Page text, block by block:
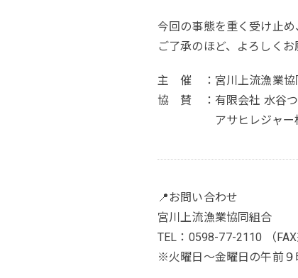
今回の事態を重く受け止
ご了承のほど、よろしくお
主 催 ：宮川上流漁業協
協 賛 ：有限会社 水谷つ
アサヒレジャー株
📍お問い合わせ
宮川上流漁業協同組合
TEL：0598-77-2110 （FAX
※火曜日～金曜日の午前９